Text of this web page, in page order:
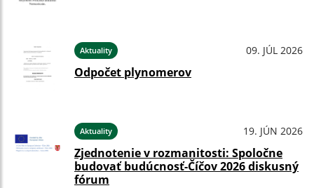
Aktuality 09. JÚL 2026
Odpočet plynomerov
Aktuality 19. JÚN 2026
Zjednotenie v rozmanitosti: Spoločne
budovať budúcnosť-Číčov 2026 diskusný
fórum